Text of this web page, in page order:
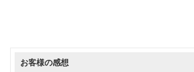
お客様の感想